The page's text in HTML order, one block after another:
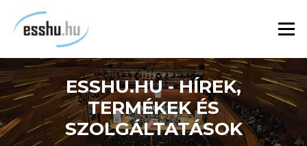
tartalomra
Menü
ESSHU.HU - HÍREK,
TERMÉKEK ÉS
SZOLGÁLTATÁSOK